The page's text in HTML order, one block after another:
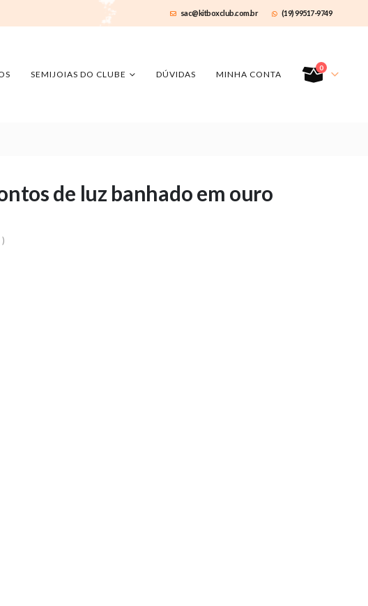
sac@kitboxclub.com.br (19) 99517-9749
SEMIJOIAS DO CLUBE DÚVIDAS MINHA CONTA
0
de luz banhado em ouro